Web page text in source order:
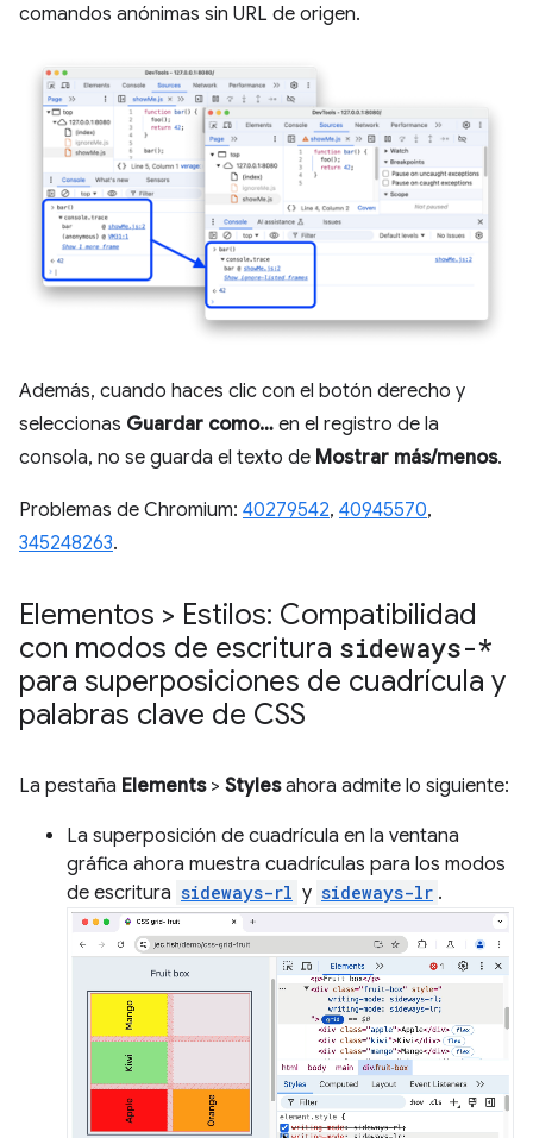
comandos anónimas sin URL de origen.
Además, cuando haces clic con el botón derecho y
seleccionas Guardar como… en el registro de la
consola, no se guarda el texto de Mostrar más/menos.
Problemas de Chromium: 40279542, 40945570,
345248263.
Elementos > Estilos: Compatibilidad
con modos de escritura sideways-*
para superposiciones de cuadrícula y
palabras clave de CSS
La pestaña Elements> Stylesahora admite lo siguiente:
La superposición de cuadrícula en la ventana
gráfica ahora muestra cuadrículas para los modos
de escritura sideways-rl y sideways-lr .